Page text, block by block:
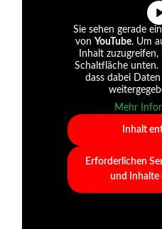
Sie sehen gerade
von YouTube. Um
Inhalt
Schaltfläche unten.
dass dabei
Mehr
Inhalt
Erforderlichen
und Inhalte